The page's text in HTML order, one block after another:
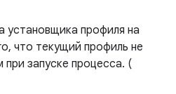
установщика профиля на
что текущий профиль не
при запуске процесса. (